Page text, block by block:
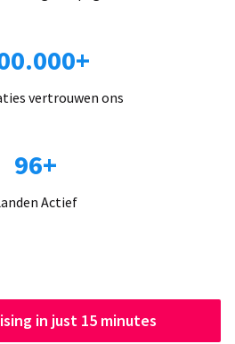
vertrouwen ons
96+
Actief
in just 15 minutes